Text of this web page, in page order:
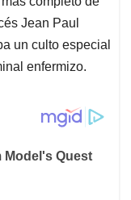
Jean Paul
un culto especial
enfermizo.